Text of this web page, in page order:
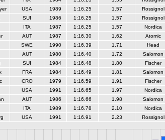
USA 1989 1:16.25 1.57
Rossignol
SUI 1986 1:16.25 1.57
Rossignol
ITA 1987 1:16.25 1.57
Nordica
AUT 1987 1:16.30 1.62
Atomic
SWE 1990 1:16.39 1.71
Head
AUT 1980 1:16.40 1.72
Salomon
SUI 1984 1:16.48 1.80
Fischer
FRA 1984 1:16.49 1.81
Salomon
CRO 1979 1:16.59 1.91
Fischer
USA 1991 1:16.65 1.97
Nordica
AUT 1986 1:16.66 1.98
Salomon
ITA 1989 1:16.78 2.10
Nordica
USA 1991 1:16.91 2.23 Rossignol